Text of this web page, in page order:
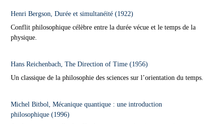
Henri Bergson, Durée et simultanéité (1922)
Conflit philosophique célèbre entre la durée vécue et le temps de la
physique.
Hans Reichenbach, The Direction of Time (1956)
Un classique de la philosophie des sciences sur l’orientation du temps.
Michel Bitbol, Mécanique quantique : une introduction
philosophique (1996)